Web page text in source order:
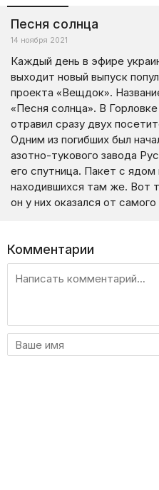
Песня солнца
14 ноября 2021
Каждый день в эфире
выходит новый выпуск
проекта «Вещдок».
«Песня солнца». В
отравил сразу двух
Одним из погибших был
азотно-тукового завода
его спутница. Пакет с
находившихся там же. Вот
он у них оказался от самого
Комментарии